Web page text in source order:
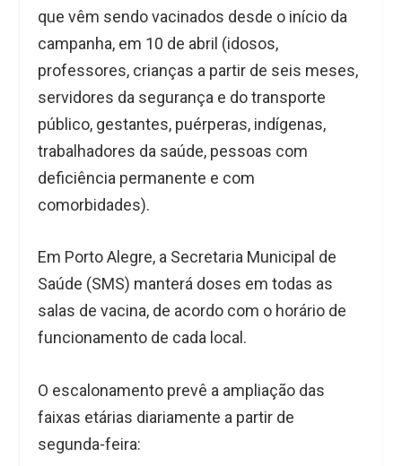
que vêm sendo vacinados desde o início da
campanha, em 10 de abril (idosos,
professores, crianças a partir de seis meses,
servidores da segurança e do transporte
público, gestantes, puérperas, indígenas,
trabalhadores da saúde, pessoas com
deficiência permanente e com
comorbidades).
Em Porto Alegre, a Secretaria Municipal de
Saúde (SMS) manterá doses em todas as
salas de vacina, de acordo com o horário de
funcionamento de cada local.
O escalonamento prevê a ampliação das
faixas etárias diariamente a partir de
segunda-feira: